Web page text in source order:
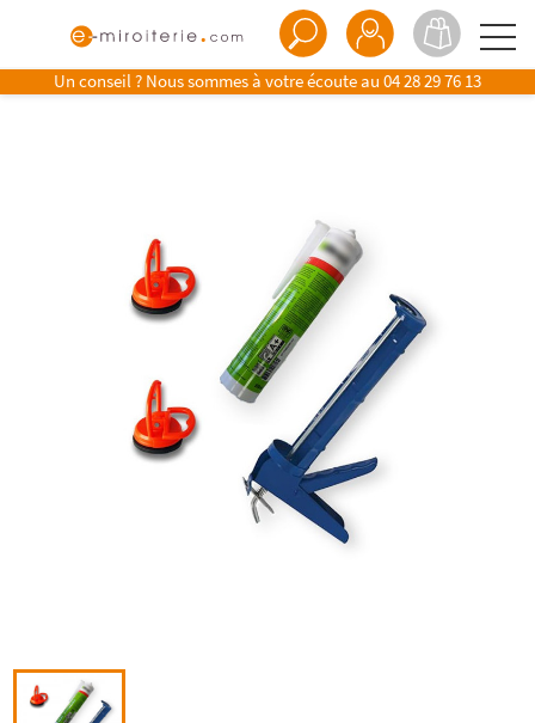
Un conseil ? Nous sommes à votre écoute au 04 28 29 76 13